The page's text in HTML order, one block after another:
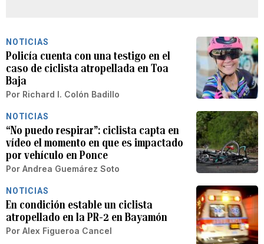
NOTICIAS
Policía cuenta con una testigo en el
caso de ciclista atropellada en Toa
Baja
Por Richard I. Colón Badillo
NOTICIAS
“No puedo respirar”: ciclista capta en
vídeo el momento en que es impactado
por vehículo en Ponce
Por Andrea Guemárez Soto
NOTICIAS
En condición estable un ciclista
atropellado en la PR-2 en Bayamón
Por Alex Figueroa Cancel